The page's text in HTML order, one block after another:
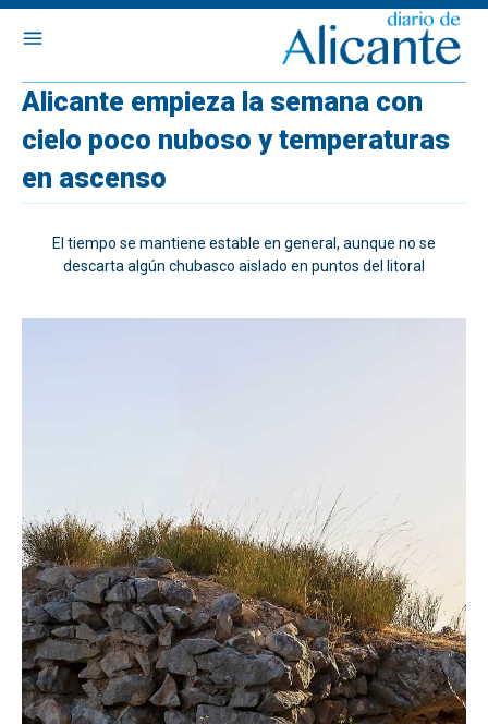
Alicante empieza la semana con
cielo poco nuboso y temperaturas
en ascenso
El tiempo se mantiene estable en general, aunque no se
descarta algún chubasco aislado en puntos del litoral